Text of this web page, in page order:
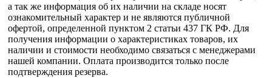
а так же информация об их наличии на складе носят
ознакомительный характер и не являются публичной
офертой, определенной пунктом 2 статьи 437 ГК РФ. Для
получения информации о характеристиках товаров, их
наличии и стоимости необходимо связаться с менеджерами
нашей компании. Оплата производится только после
подтверждения резерва.